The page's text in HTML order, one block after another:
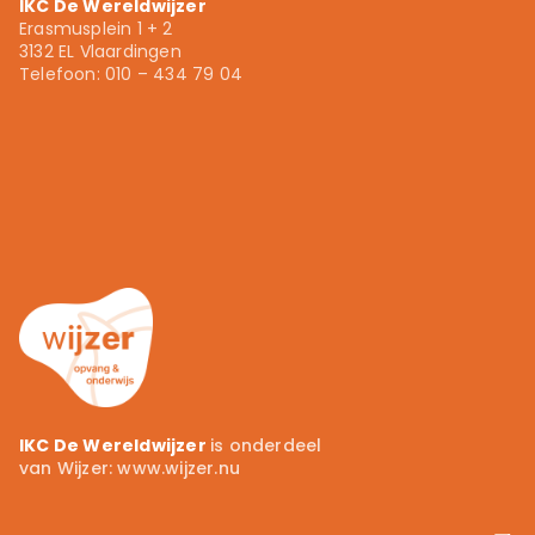
IKC De Wereldwijzer
Erasmusplein 1 + 2
3132 EL Vlaardingen
Telefoon: 010 – 434 79 04
IKC De Wereldwijzer is onderdeel
van Wijzer:www.wijzer.nu